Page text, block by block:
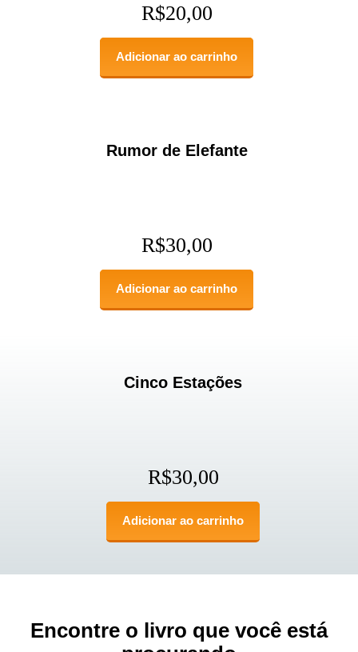
R$20,00
Adicionar ao carrinho
Rumor de Elefante
R$30,00
Adicionar ao carrinho
Cinco Estações
R$30,00
Adicionar ao carrinho
Encontre o livro que você está